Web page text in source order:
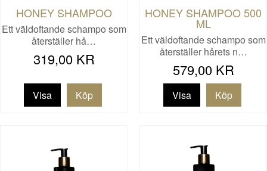
HONEY SHAMPOO
Ett väldoftande schampo som
återställer hå…
319,00 KR
Visa
HONEY SHAMPOO 500
ML
Ett väldoftande schampo som
återställer hårets n…
579,00 KR
Visa